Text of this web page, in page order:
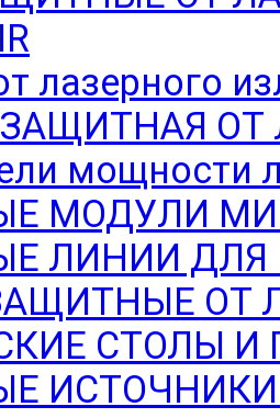
лазерного
ОТ
мощности
МОДУЛИ
ЛИНИИ
ОТ
СТОЛЫ И
ИСТОЧНИКИ